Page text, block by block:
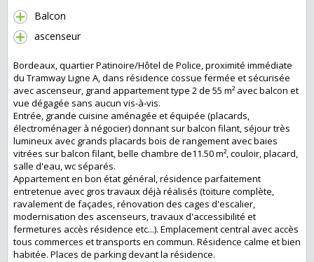
Balcon
ascenseur
Bordeaux, quartier Patinoire/Hôtel de Police, proximité immédiate
du Tramway Ligne A, dans résidence cossue fermée et sécurisée
avec ascenseur, grand appartement type 2 de 55 m² avec balcon et
vue dégagée sans aucun vis-à-vis.
Entrée, grande cuisine aménagée et équipée (placards,
électroménager à négocier) donnant sur balcon filant, séjour très
lumineux avec grands placards bois de rangement avec baies
vitrées sur balcon filant, belle chambre de11.50 m², couloir, placard,
salle d'eau, wc séparés.
Appartement en bon état général, résidence parfaitement
entretenue avec gros travaux déjà réalisés (toiture complète,
ravalement de façades, rénovation des cages d'escalier,
modernisation des ascenseurs, travaux d'accessibilité et
fermetures accès résidence etc...). Emplacement central avec accès
tous commerces et transports en commun. Résidence calme et bien
habitée. Places de parking devant la résidence.